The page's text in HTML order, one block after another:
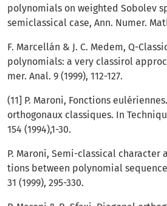
polynomials on weighted Sobolev
semiclassical case, Ann. Numer.
F. Marcellán & J. C. Medem, Q-
polynomials: a very classirol
mer. Anal. 9 (1999), 112-127.
(11] P. Maroni, Fonctions
orthogonaux classiques. In
154 (1994),1-30.
P. Maroni, Semi-classical
tions between polynomial
31 (1999), 295-330.